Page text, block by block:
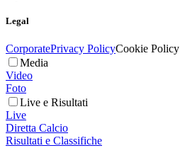
Legal
CorporatePrivacy PolicyCookie Policy
Media
Video
Foto
Live e Risultati
Live
Diretta Calcio
Risultati e Classifiche